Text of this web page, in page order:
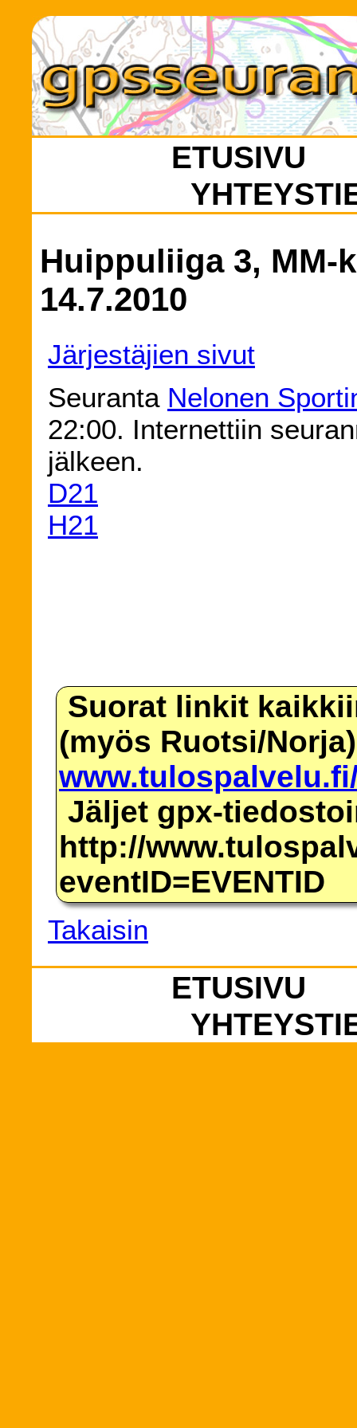
ETUSIVU
Huippuliiga 3, MM-
14.7.2010
Järjestäjien sivut
Seuranta Nelonen
22:00. Internettiin
jälkeen.
D21
H21
Suorat linkit
(myös Ruotsi/Norja)
Jäljet gpx-
http://
eventID=EVENTID
Takaisin
ETUSIVU